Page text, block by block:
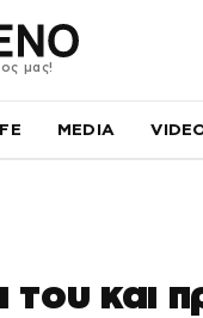
μας!
MEDIA
του και